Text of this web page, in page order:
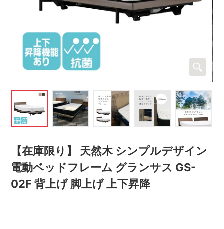
【在庫限り】 天然木 シンプルデザイン
電動ベッドフレーム グランサス GS-
02F 背上げ 脚上げ 上下昇降